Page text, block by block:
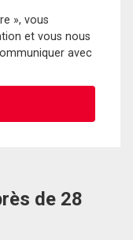
», vous
et vous nous
avec
de 28